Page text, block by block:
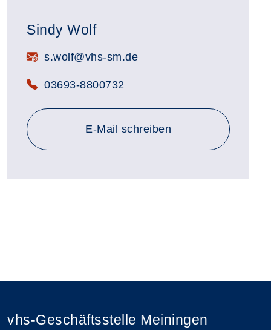
Sindy Wolf
E-Mail:s.wolf@vhs-sm.de
Telefon:
03693-8800732
E-Mail schreiben
vhs-Geschäftsstelle Meiningen